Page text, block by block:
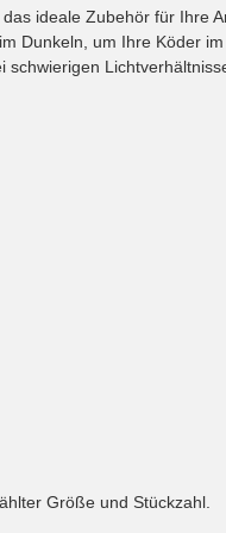
ideale Zubehör für
Dunkeln, um Ihre Köder
Größe und Stückzahl.